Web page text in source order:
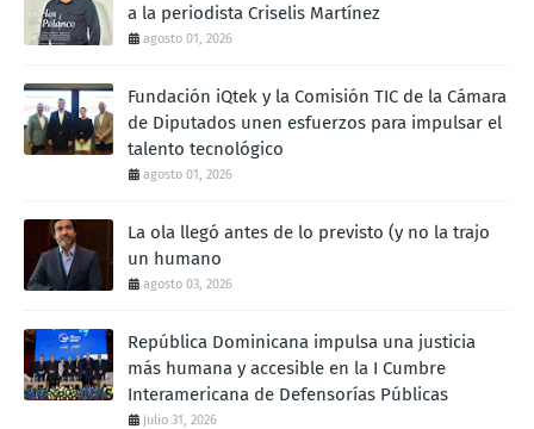
a la periodista Criselis Martínez
agosto 01, 2026
Fundación iQtek y la Comisión TIC de la Cámara
de Diputados unen esfuerzos para impulsar el
talento tecnológico
agosto 01, 2026
La ola llegó antes de lo previsto (y no la trajo
un humano
agosto 03, 2026
República Dominicana impulsa una justicia
más humana y accesible en la I Cumbre
Interamericana de Defensorías Públicas
julio 31, 2026